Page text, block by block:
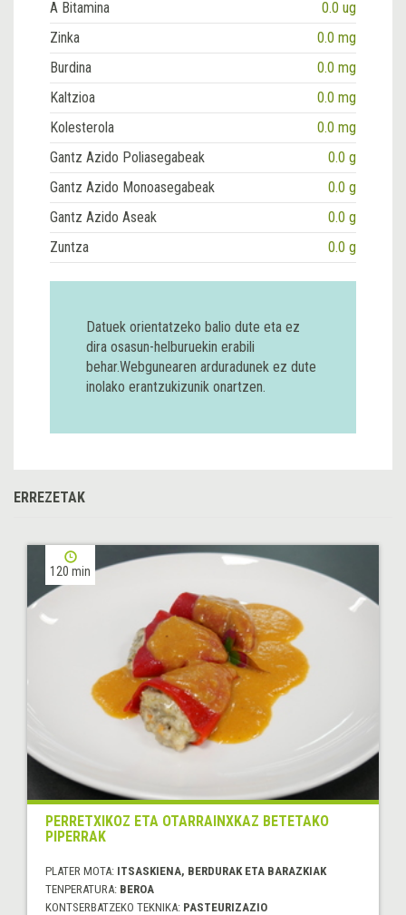
A Bitamina
0.0 ug
Zinka
0.0 mg
Burdina
0.0 mg
Kaltzioa
0.0 mg
Kolesterola
0.0 mg
Gantz Azido Poliasegabeak
0.0 g
Gantz Azido Monoasegabeak
0.0 g
Gantz Azido Aseak
0.0 g
Zuntza
0.0 g
Datuek orientatzeko balio dute eta ez
dira osasun-helburuekin erabili
behar.Webgunearen arduradunek ez dute
inolako erantzukizunik onartzen.
ERREZETAK
120 min
PERRETXIKOZ ETA OTARRAINXKAZ BETETAKO
PIPERRAK
PLATER MOTA: ITSASKIENA, BERDURAK ETA BARAZKIAK
TENPERATURA: BEROA
KONTSERBATZEKO TEKNIKA: PASTEURIZAZIO